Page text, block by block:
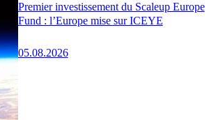
Premier investissement du Scaleup Europe
Fund : l’Europe mise sur ICEYE
05.08.2026